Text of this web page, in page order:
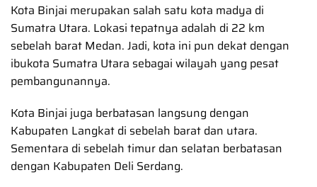
Kota Binjai merupakan salah satu kota madya di
Sumatra Utara. Lokasi tepatnya adalah di 22 km
sebelah barat Medan. Jadi, kota ini pun dekat dengan
ibukota Sumatra Utara sebagai wilayah yang pesat
pembangunannya.
Kota Binjai juga berbatasan langsung dengan
Kabupaten Langkat di sebelah barat dan utara.
Sementara di sebelah timur dan selatan berbatasan
dengan Kabupaten Deli Serdang.